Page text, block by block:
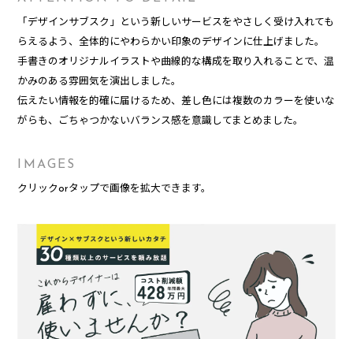
「デザインサブスク」という新しいサービスをやさしく受け入れても
らえるよう、全体的にやわらかい印象のデザインに仕上げました。
手書きのオリジナルイラストや曲線的な構成を取り入れることで、温
かみのある雰囲気を演出しました。
伝えたい情報を的確に届けるため、差し色には複数のカラーを使いな
がらも、ごちゃつかないバランス感を意識してまとめました。
IMAGES
クリックorタップで画像を拡大できます。